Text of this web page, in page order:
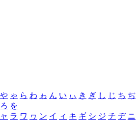
や ゃ ら わ ゎ ん い ぃ き ぎ し じ ち ぢ
ろ を
ャ ラ ワ ヮ ン イ ィ キ ギ シ ジ チ ヂ ニ